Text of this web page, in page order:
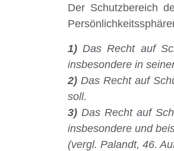
Der Schutzbereich
1) Das Recht auf
insbesondere in
2) Das Recht auf
soll.
3) Das Recht auf
insbesondere und
(vergl. Palandt, 46.